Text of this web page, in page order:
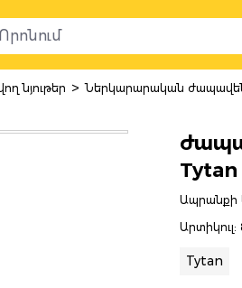
նյութեր > Ներկարարական
Tytan
Ապրանքի
Արտիկուլ:
Tytan